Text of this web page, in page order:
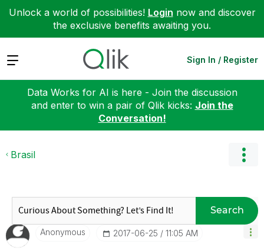
Unlock a world of possibilities! Login now and discover
the exclusive benefits awaiting you.
Expand Sign In / Register
Data Works for AI is here - Join the discussion
and enter to win a pair of Qlik kicks: Join the
Conversation!
Brasil
Search
Anonymous ‎2017-06-25 11:05 AM